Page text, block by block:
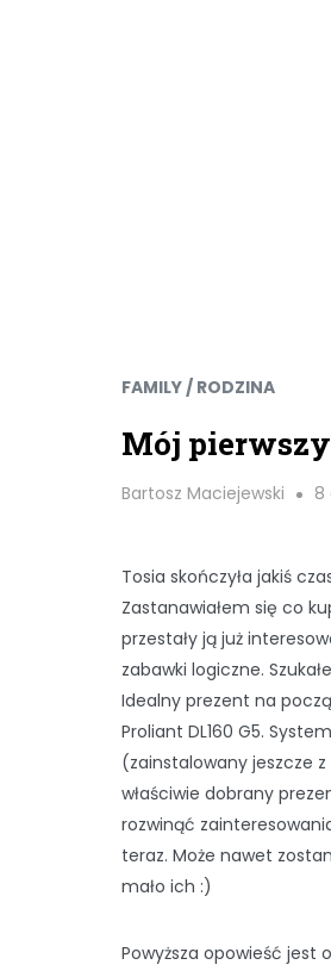
FAMILY / RODZINA
Mój
Bartosz Maciejewski 8
Tosia skończyła jakiś
Zastanawiałem się co
przestały ją już
zabawki logiczne.
Idealny prezent na
Proliant DL160 G5.
(zainstalowany jeszcze
właściwie dobrany
rozwinąć
teraz. Może nawet
mało ich :)
Powyższa opowieść jest